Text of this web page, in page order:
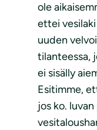
ole
ettei
uuden
tilanteessa,
ei sisälly
Esitimme,
jos ko.